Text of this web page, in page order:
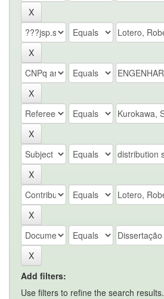
Add filters:
Use filters to refine the search results.